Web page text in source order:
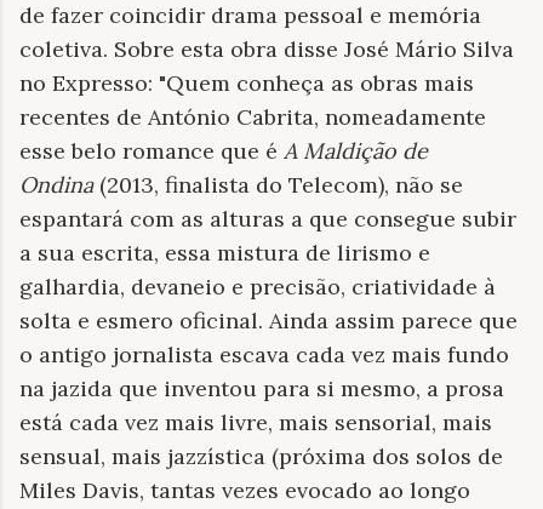
de fazer coincidir drama pessoal e memória
coletiva. Sobre esta obra disse José Mário Silva
no Expresso: "Quem conheça as obras mais
recentes de António Cabrita, nomeadamente
esse belo romance que é A Maldição de
Ondina(2013, finalista do Telecom), não se
espantará com as alturas a que consegue subir
a sua escrita, essa mistura de lirismo e
galhardia, devaneio e precisão, criatividade à
solta e esmero oficinal. Ainda assim parece que
o antigo jornalista escava cada vez mais fundo
na jazida que inventou para si mesmo, a prosa
está cada vez mais livre, mais sensorial, mais
sensual, mais jazzística (próxima dos solos de
Miles Davis, tantas vezes evocado ao longo